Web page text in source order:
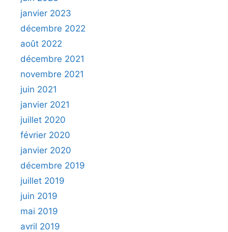
janvier 2023
décembre 2022
août 2022
décembre 2021
novembre 2021
juin 2021
janvier 2021
juillet 2020
février 2020
janvier 2020
décembre 2019
juillet 2019
juin 2019
mai 2019
avril 2019